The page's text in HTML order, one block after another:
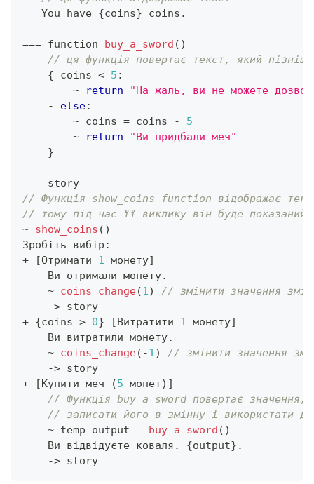
   You have
{coins} coins .
=== function buy_a_sword ( )
// ця функція повертає текст, який пізніше
{ coins < 5 :
~
return
"На жаль, ви не можете
-
else:
~ coins = coins -
5
~
return
"Ви придбали меч"
}
=== story
// Функція show_coins function відображає
// тому під час її виклику він буде показаний
~ show_coins ( )
Зробіть вибір :
+
[Отримати 1 монету]
    Ви отримали монету
.
~ coins_change(1)
// змінити значення
-> story
+ {coins > 0} [Витратити 1 монету]
    Ви витратили монету
.
~ coins_change( -1)
// змінити значення
-> story
+
[Купити меч (5 монет) ]
// Функція buy_a_sword повертає значення,
// записати його в змінну і використати
~ temp output = buy_a_sword ( )
    Ви відвідуєте коваля
. {output} .
-> story